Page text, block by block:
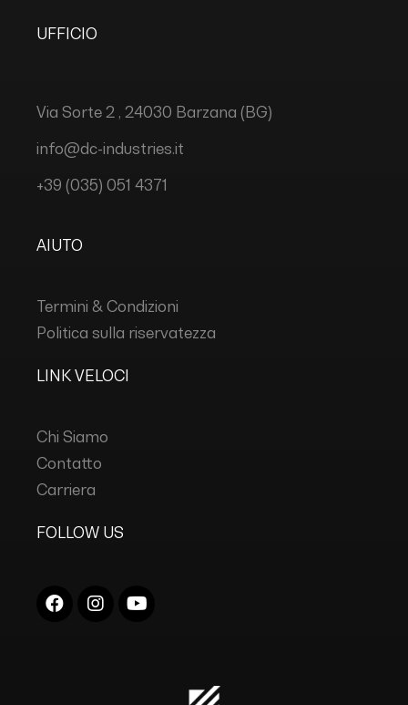
UFFICIO
Via Sorte 2 , 24030 Barzana (BG)
info@dc-industries.it
+39 (035) 051 4371
AIUTO
Termini & Condizioni
Politica sulla riservatezza
LINK VELOCI
Chi Siamo
Contatto
Carriera
FOLLOW US